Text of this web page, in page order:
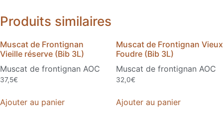
Produits similaires
Muscat de Frontignan
Vieille réserve (Bib 3L)
Muscat de frontignan AOC
37,5€
Ajouter au panier
Muscat de Frontignan Vieux
Foudre (Bib 3L)
Muscat de frontignan AOC
32,0€
Ajouter au panier